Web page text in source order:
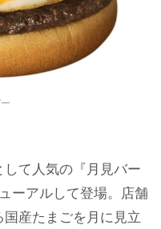
て人気の『月見バー
ーアルして登場。店舗
産たまごを月に見立